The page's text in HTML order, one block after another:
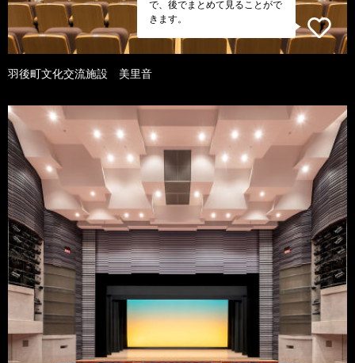
で、後でまとめて見ることがで
きます。
羽後町文化交流施設 美里音